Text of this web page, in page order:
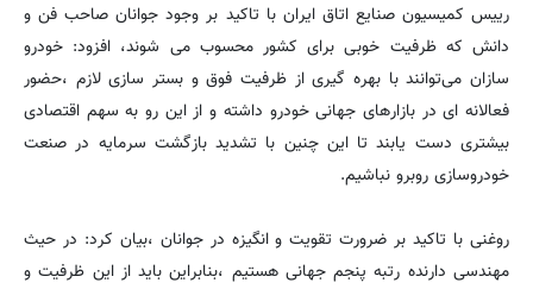
رییس کمیسیون صنایع اتاق ایران با تاکید بر وجود جوانان صاحب فن و
دانش که ظرفیت خوبی برای کشور محسوب می شوند، افزود: خودرو
سازان می‌توانند با بهره گیری از ظرفیت فوق و بستر سازی لازم ،حضور
فعالانه ای در بازارهای جهانی خودرو داشته و از این رو به سهم اقتصادی
بیشتری دست یابند تا این چنین با تشدید بازگشت سرمایه در صنعت
خودروسازی روبرو نباشیم.
روغنی با تاکید بر ضرورت تقویت و انگیزه در جوانان ،‌بیان کرد: در حیث
مهندسی دارنده رتبه پنجم جهانی هستیم ،بنابراین باید از این ظرفیت و